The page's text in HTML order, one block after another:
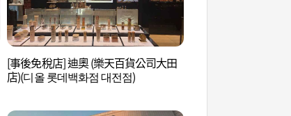
[事後免稅店] 迪奧 (樂天百貨公司大田
店)(디올 롯데백화점 대전점)